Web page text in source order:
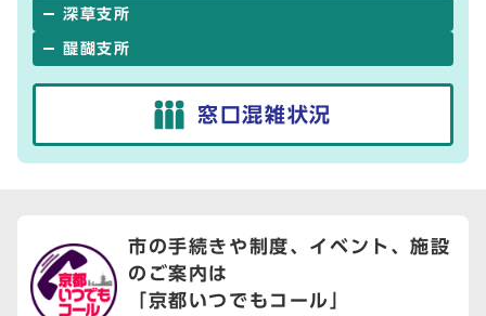
深草支所
醍醐支所
窓口混雑状況
市の手続きや制度、イベント、施設
のご案内は
「京都いつでもコール」